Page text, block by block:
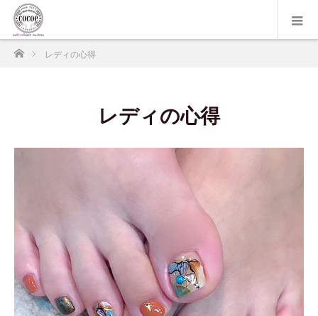
ホームレディの心得
レディの心得